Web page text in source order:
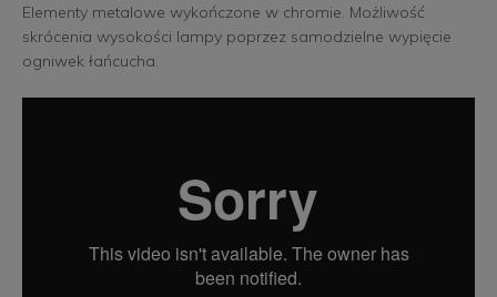
Elementy metalowe wykończone w chromie. Możliwość
skrócenia wysokości lampy poprzez samodzielne wypięcie
ogniwek łańcucha.